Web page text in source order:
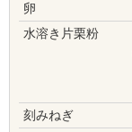
卵
水溶き片栗粉
刻みねぎ